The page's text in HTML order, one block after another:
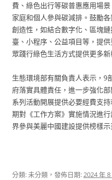
費、綠色出行等碳普惠應用場
家庭和個人參與碳減排。鼓勵
創造性，如結合數字化、區塊
臺、小程序、公益項目等，提
眾踐行綠色生活方式提供更多
生態環境部有關負責人表示，9
府落實具體責任，進一步強化
系列活動開展提供必要經費支
期對《工作方案》實施情況進
界參與美麗中國建設提供榜樣示
分類: 未分類，發佈日期:2024 年 8